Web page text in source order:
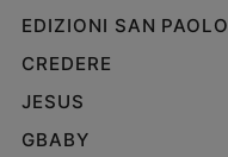
EDIZIONI SAN PAOLO
CREDERE
JESUS
GBABY